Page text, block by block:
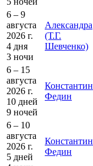
6 – 9
августа
2026 г.
4 дня
3 ночи
Александра
(Т.Г.
Шевченко)
6 – 15
августа
2026 г.
10 дней
9 ночей
Константин
Федин
6 – 10
августа
2026 г.
5 дней
Константин
Федин